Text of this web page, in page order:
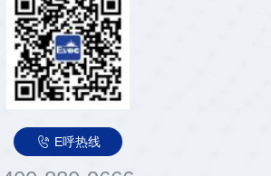
 E呼热线